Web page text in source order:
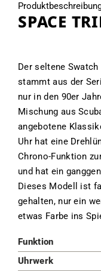
SPACE
Der seltene Swatch
stammt aus der
nur in den 90er
Mischung aus
angebotene
Uhr hat eine
Chrono-Funktion
und hat ein
Dieses Modell ist
gehalten, nur ein
etwas Farbe ins
Funktion
Uhrwerk